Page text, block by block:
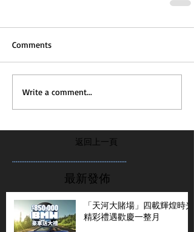
Comments
Write a comment...
返回上一頁
...............................................................
最新發佈
「天河大賭場」四載輝煌時光
精彩禮遇歡慶一整月